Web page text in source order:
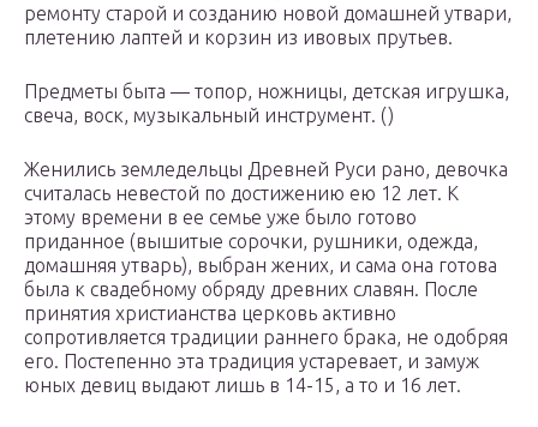
ремонту старой и созданию новой домашней утвари,
плетению лаптей и корзин из ивовых прутьев.
Предметы быта — топор, ножницы, детская игрушка,
свеча, воск, музыкальный инструмент. ()
Женились земледельцы Древней Руси рано, девочка
считалась невестой по достижению ею 12 лет. К
этому времени в ее семье уже было готово
приданное (вышитые сорочки, рушники, одежда,
домашняя утварь), выбран жених, и сама она готова
была к свадебному обряду древних славян. После
принятия христианства церковь активно
сопротивляется традиции раннего брака, не одобряя
его. Постепенно эта традиция устаревает, и замуж
юных девиц выдают лишь в 14-15, а то и 16 лет.